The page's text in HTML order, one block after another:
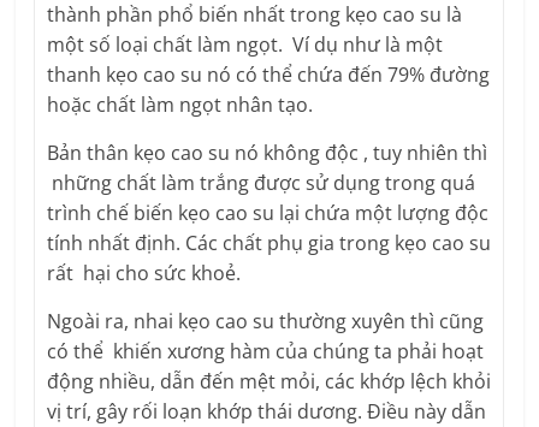
thành phần phổ biến nhất trong kẹo cao su là
một số loại chất làm ngọt. Ví dụ như là một
thanh kẹo cao su nó có thể chứa đến 79% đường
hoặc chất làm ngọt nhân tạo.
Bản thân kẹo cao su nó không độc , tuy nhiên thì
những chất làm trắng được sử dụng trong quá
trình chế biến kẹo cao su lại chứa một lượng độc
tính nhất định. Các chất phụ gia trong kẹo cao su
rất hại cho sức khoẻ.
Ngoài ra, nhai kẹo cao su thường xuyên thì cũng
có thể khiến xương hàm của chúng ta phải hoạt
động nhiều, dẫn đến mệt mỏi, các khớp lệch khỏi
vị trí, gây rối loạn khớp thái dương. Điều này dẫn